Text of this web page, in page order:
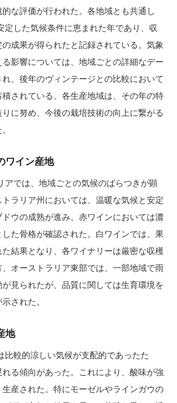
な評価が行われた。各地域とも共通し
定した気候条件に恵まれた年であり、収
成果が得られたと記録されている。気象
影響については、地域ごとの詳細なデー
、後年のヴィンテージとの比較において
されている。各生産地域は、その年の特
に努め、今後の栽培技術の向上に繋がる
ワイン産地
アでは、地域ごとの気候のばらつきが顕
ラリア州においては、温暖な気候と安定
ウの成熟が進み、赤ワインにおいては濃
た骨格が確認された。白ワインでは、果
結果となり、各ワイナリーは厳密な収穫
オーストラリア東部では、一部地域で雨
見られたが、品質に関しては生育環境を
された。
地
比較的涼しい気候が支配的であったた
る傾向があった。これにより、酸味が強
産された。特にモーゼルやラインガウの